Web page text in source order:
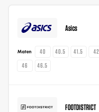
Asics
Maten 40 40.5 41.5 42
46
46.5
FOOTDISTRICT